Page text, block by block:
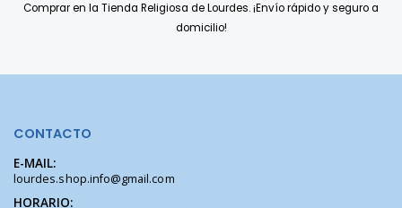
Comprar en la Tienda Religiosa de Lourdes. ¡Envío rápido y seguro a
domicilio!
CONTACTO
E-MAIL:
lourdes.shop.info@gmail.com
HORARIO: